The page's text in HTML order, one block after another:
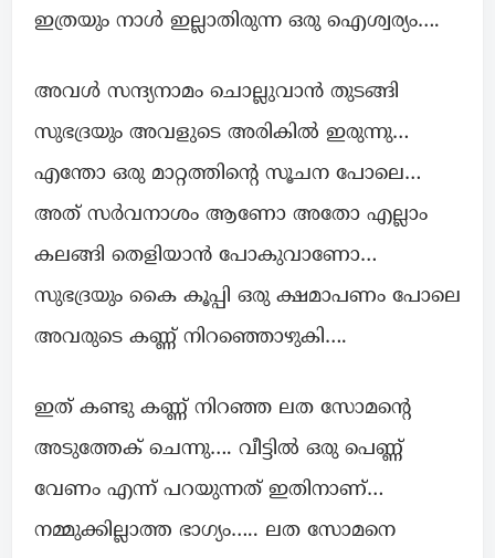
ഇത്രയും നാൾ ഇല്ലാതിരുന്ന ഒരു ഐശ്വര്യം….
അവൾ സന്ദ്യനാമം ചൊല്ലുവാൻ തുടങ്ങി
സുഭദ്രയും അവളുടെ അരികിൽ ഇരുന്നു…
എന്തോ ഒരു മാറ്റത്തിന്റെ സൂചന പോലെ…
അത് സർവനാശം ആണോ അതോ എല്ലാം
കലങ്ങി തെളിയാൻ പോകുവാണോ…
സുഭദ്രയും കൈ കൂപ്പി ഒരു ക്ഷമാപണം പോലെ
അവരുടെ കണ്ണ് നിറഞ്ഞൊഴുകി….
ഇത് കണ്ടു കണ്ണ് നിറഞ്ഞ ലത സോമന്റെ
അടുത്തേക് ചെന്നു…. വീട്ടിൽ ഒരു പെണ്ണ്
വേണം എന്ന് പറയുന്നത് ഇതിനാണ്…
നമ്മുക്കില്ലാത്ത ഭാഗ്യം….. ലത സോമനെ